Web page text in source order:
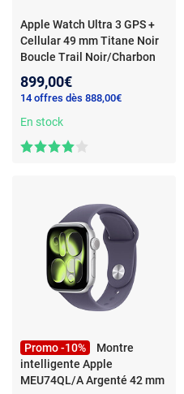
Apple Watch Ultra 3 GPS +
Cellular 49 mm Titane Noir
Boucle Trail Noir/Charbon
LTE - Titane - Étanche IP6X -
GPS - Fréquence
cardiaque/ECG/Oxygène
sanguin/Température - Écran
OLED Retina Always On - Wi-
899,00€
14 offres dès 888,00€
En stock
Promo -10%
Montre
intelligente Apple
MEU74QL/A Argenté 42 mm